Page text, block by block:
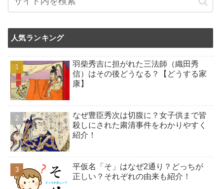
人気ランキング
羽柴秀吉に担がれた三法師（織田秀
信）はその後どうなる？【どうする家
康】
なぜ豊臣秀次は切腹に？女子供まで皆
殺しにされた粛清事件をわかりやすく
紹介！
平仮名「そ」はなぜ2通り？どっちが
正しい？それぞれの由来も紹介！